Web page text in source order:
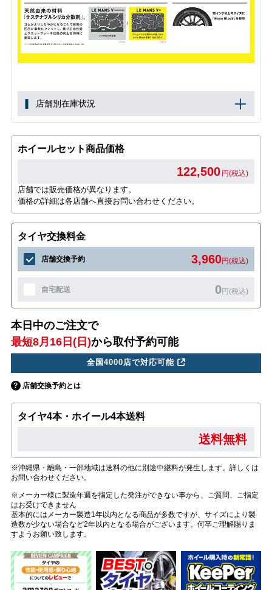
店舗別在庫状況
ホイールセット商品価格
122,500 円(税込)
店舗では販売価格が異なります。
価格の詳細は各店舗へ直接お問い合わせください。
タイヤ交換料金
店舗交換予約 3,960円(税込)
自宅配送 0円(税込)
本日中のご注文で
最短8月16日(日)から取付予約可能
全国4000店で対応可能
店舗交換予約とは
タイヤ4本・ホイール4本送料
送料無料
※沖縄県・離島・一部地域は送料の他に別途中継料が発生します。詳しくは
お問い合わせください。
※メーカー様に製造年週を指定した発注ができない事から、ご質問、ご指定
はお受けできません
基本的にはメーカー製造1年以内となる商品が多数ですが、サイズにより製
造数が少ない場合など2年以内となる場合がございます。何卒ご理解賜りま
すようお願い致します。